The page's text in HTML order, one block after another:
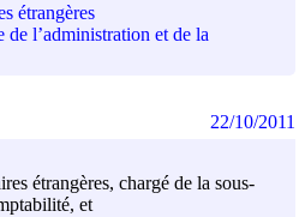
étrangères
de l’administration et de la
étrangères, chargé de la sous-
et
22/10/2011